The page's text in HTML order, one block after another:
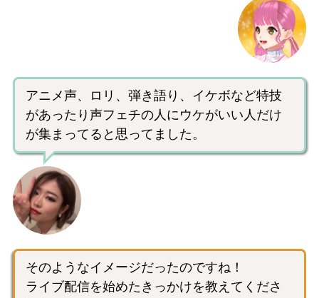
アニメ声、ロリ、弾き語り、イケボなど特技
があったり声フェチの人にウケがいい人だけ
が集まってると思ってました。
そのようなイメージだったのですね！
ライブ配信を始めたきっかけを教えてくださ